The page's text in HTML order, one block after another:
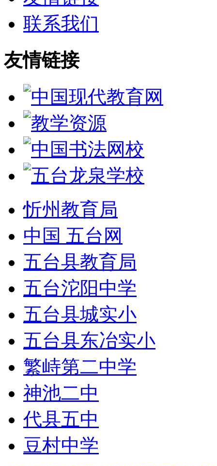
联系我们
友情链接
忻州教育局
中国 五台网
五台县教育局
五台沱阳中学
五台县城实小
五台县东冶实小
繁峙第二中学
神池二中
代县五中
豆村中学